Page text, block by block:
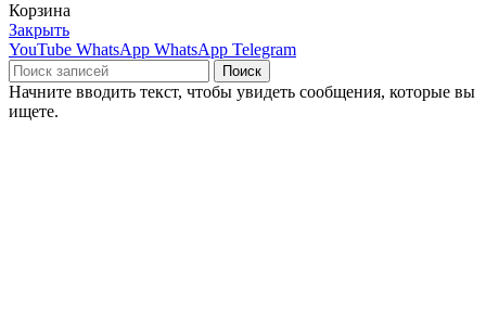
Корзина
Закрыть
YouTube WhatsApp WhatsApp Telegram
Поиск
Начните вводить текст, чтобы увидеть сообщения, которые вы
ищете.